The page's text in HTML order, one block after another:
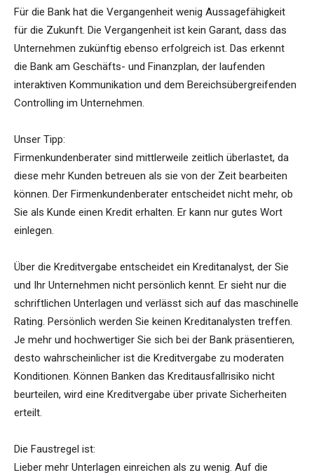
Für die Bank hat die Vergangenheit wenig Aussagefähigkeit
für die Zukunft. Die Vergangenheit ist kein Garant, dass das
Unternehmen zukünftig ebenso erfolgreich ist. Das erkennt
die Bank am Geschäfts- und Finanzplan, der laufenden
interaktiven Kommunikation und dem Bereichsübergreifenden
Controlling im Unternehmen.
Unser Tipp:
Firmenkundenberater sind mittlerweile zeitlich überlastet, da
diese mehr Kunden betreuen als sie von der Zeit bearbeiten
können. Der Firmenkundenberater entscheidet nicht mehr, ob
Sie als Kunde einen Kredit erhalten. Er kann nur gutes Wort
einlegen.
Über die Kreditvergabe entscheidet ein Kreditanalyst, der Sie
und Ihr Unternehmen nicht persönlich kennt. Er sieht nur die
schriftlichen Unterlagen und verlässt sich auf das maschinelle
Rating. Persönlich werden Sie keinen Kreditanalysten treffen.
Je mehr und hochwertiger Sie sich bei der Bank präsentieren,
desto wahrscheinlicher ist die Kreditvergabe zu moderaten
Konditionen. Können Banken das Kreditausfallrisiko nicht
beurteilen, wird eine Kreditvergabe über private Sicherheiten
erteilt.
Die Faustregel ist:
Lieber mehr Unterlagen einreichen als zu wenig. Auf die